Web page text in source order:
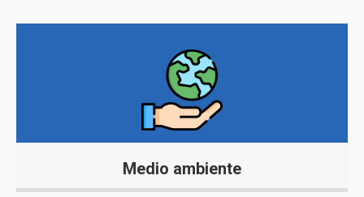
Medio ambiente